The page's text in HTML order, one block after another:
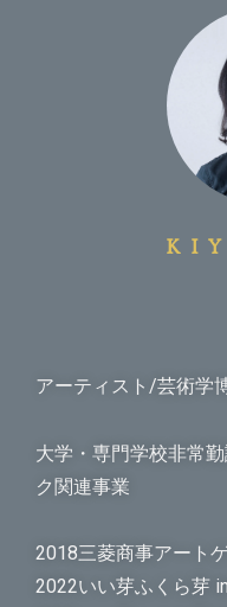
アーティスト/芸術学
大学・専門学校非常
ク関連事業
2018三菱商事アート
2022いい芽ふくら芽